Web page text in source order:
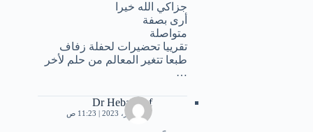
جزاكي الله خيرا
أرى بصفة
متواصلة
تقرييا تحضيرات لحفلة زفاف
طبعا تتغير المعالم من حلم لأخر
…
Dr Heba Atef
17 فبراير، 2023 | 11:23 ص